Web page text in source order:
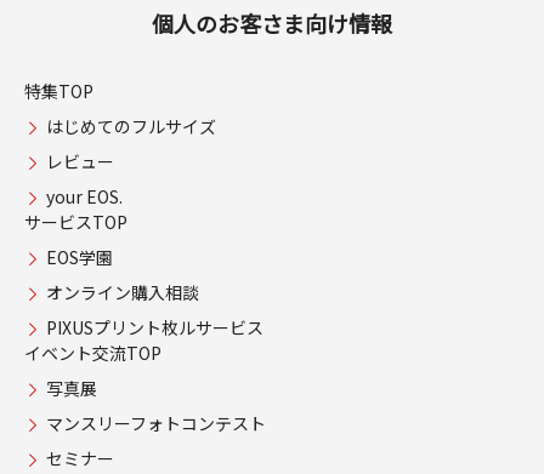
個人のお客さま向け情報
特集TOP
はじめてのフルサイズ
レビュー
your EOS.
サービスTOP
EOS学園
オンライン購入相談
PIXUSプリント枚ルサービス
イベント交流TOP
写真展
マンスリーフォトコンテスト
セミナー